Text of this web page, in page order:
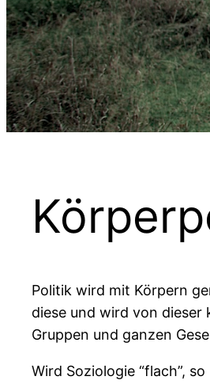
Politik wird mit Körpern
diese und wird von
Gruppen und ganzen
Wird Soziologie “flach”,